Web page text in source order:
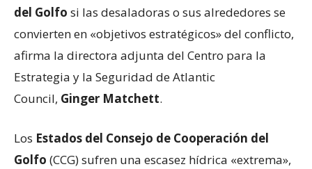
del Golfo si las desaladoras o sus alrededores se
convierten en «objetivos estratégicos» del conflicto,
afirma la directora adjunta del Centro para la
Estrategia y la Seguridad de Atlantic
Council, Ginger Matchett.
Los Estados del Consejo de Cooperación del
Golfo (CCG) sufren una escasez hídrica «extrema»,